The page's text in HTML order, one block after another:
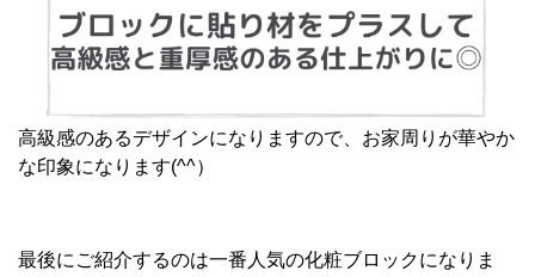
高級感のあるデザインになりますので、お家周りが華やか
な印象になります(^^）
最後にご紹介するのは一番人気の化粧ブロックになりま